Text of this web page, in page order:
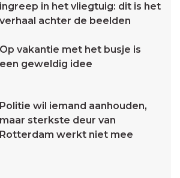
ingreep in het vliegtuig: dit is het
verhaal achter de beelden
Op vakantie met het busje is
een geweldig idee
Politie wil iemand aanhouden,
maar sterkste deur van
Rotterdam werkt niet mee